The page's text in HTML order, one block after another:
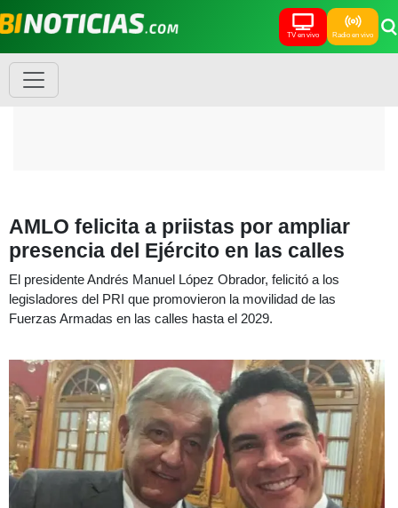
TV en vivo Radio en vivo
AMLO felicita a priistas por ampliar
presencia del Ejército en las calles
El presidente Andrés Manuel López Obrador, felicitó a los
legisladores del PRI que promovieron la movilidad de las
Fuerzas Armadas en las calles hasta el 2029.